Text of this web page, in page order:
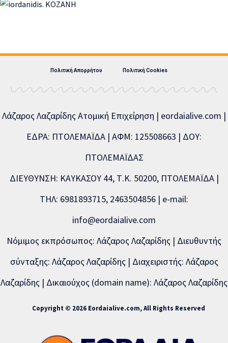
Πολιτική Απορρήτου Πολιτική Cookies
Λάζαρος Λαζαρίδης Ατομική Επιχείρηση | eordaialive.com |
ΕΔΡΑ: ΠΤΟΛΕΜΑΪΔΑ | ΑΦΜ: 125508663 | ΔΟΥ:
ΠΤΟΛΕΜΑΪΔΑΣ
ΔΙΕΥΘΥΝΣΗ: ΚΑΥΚΑΣΟΥ 44, Τ.Κ. 50200, ΠΤΟΛΕΜΑΪΔΑ |
ΤΗΛ: 6981893715, 2463504856 | e-mail:
info@eordaialive.com
Νόμιμος εκπρόσωπος: Λάζαρος Λαζαρίδης | Διευθυντής
σύνταξης: Λάζαρος Λαζαρίδης | Διαχειριστής: Λάζαρος
Λαζαρίδης | Δικαιούχος (domain name): Λάζαρος Λαζαρίδης
Copyright © 2026 Eordaialive.com, All Rights Reserved